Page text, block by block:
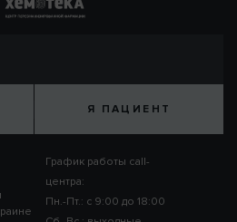
Я ПАЦИЕНТ
График работы call-
центра:
Пн.-Пт.: с 9:00 до 18:00